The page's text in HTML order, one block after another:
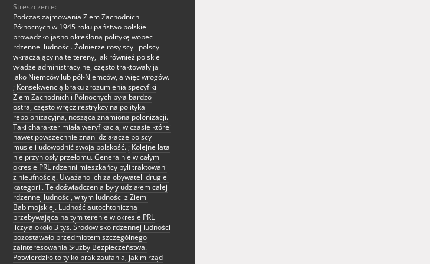
Streszczenie:
Podczas zajmowania Ziem Zachodnich i
Północnych w 1945 roku państwo polskie
prowadziło jasno określoną politykę wobec
rdzennej ludności. Żołnierze rosyjscy i polscy
wkraczający na te tereny, jak również polskie
władze administracyjne, często traktowały ją
jako Niemców lub pół-Niemców, a więc wrogów.
; Konsekwencją braku zrozumienia specyfiki
Ziem Zachodnich i Północnych była bardzo
ostra, często wręcz restrykcyjna polityka
repolonizacyjna, nosząca znamiona polonizacji.
Taki charakter miała weryfikacja, w czasie której
nawet powszechnie znani działacze polscy
musieli udowodnić swoją polskość. ; Kolejne lata
nie przyniosły przełomu. Generalnie w całym
okresie PRL rdzenni mieszkańcy byli traktowani
z nieufnością. Uważano ich za obywateli drugiej
kategorii. Te doświadczenia były udziałem całej
rdzennej ludności, w tym ludności z Ziemi
Babimojskiej. Ludność autochtoniczna
przebywająca na tym terenie w okresie PRL
liczyła około 3 tys. Środowisko rdzennej ludności
pozostawało przedmiotem szczególnego
zainteresowania Służby Bezpieczeństwa.
Potwierdziło to tylko brak zaufania, jakim rząd